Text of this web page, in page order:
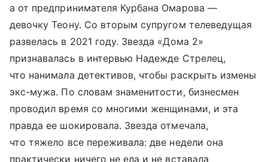
а от предпринимателя Курбана Омарова —
девочку Теону. Со вторым супругом телеведущая
развелась в 2021 году. Звезда «Дома 2»
признавалась в интервью Надежде Стрелец,
что нанимала детективов, чтобы раскрыть измены
экс-мужа. По словам знаменитости, бизнесмен
проводил время со многими женщинами, и эта
правда ее шокировала. Звезда отмечала,
что тяжело все переживала: две недели она
практически ничего не ела и не вставала